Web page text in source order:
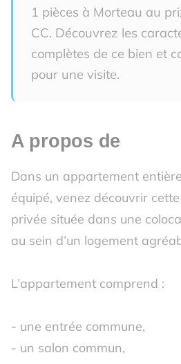
1 pièces à Morteau au
CC. Découvrez les
complètes de ce bien et
pour une visite.
A propos de
Dans un appartement
équipé, venez découvrir
privée située dans une
au sein d’un logement
L’appartement comprend :
- une entrée commune,
- un salon commun,